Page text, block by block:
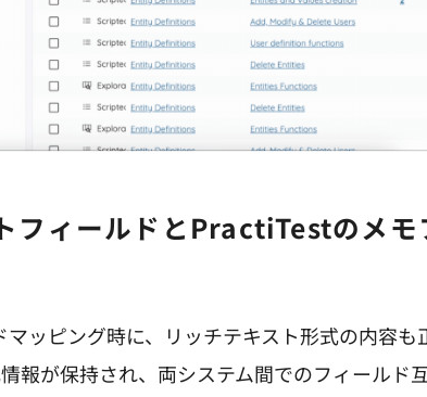
ッピング時に、リッチテキスト形式の内容も
報が保持され、両システム間でのフィールド